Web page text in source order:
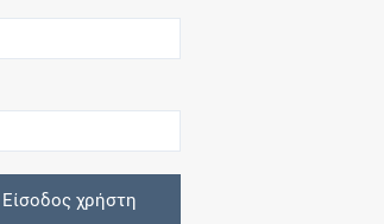
Είσοδος χρήστη